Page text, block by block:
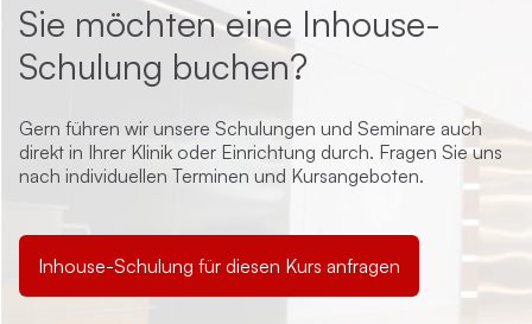
Sie möchten eine Inhouse-
Schulung buchen?
Gern führen wir unsere Schulungen und Seminare auch
direkt in Ihrer Klinik oder Einrichtung durch. Fragen Sie uns
nach individuellen Terminen und Kursangeboten.
Inhouse-Schulung für diesen Kurs anfragen